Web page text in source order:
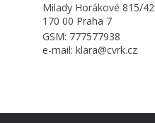
Milady Horákové 815/42
170 00 Praha 7
GSM: 777577938
e-mail: klara@cvrk.cz